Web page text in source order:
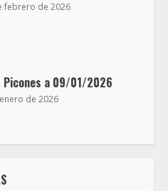
febrero de 2026
Picones a 09/01/2026
de 2026